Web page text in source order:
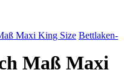
Maxi King Size Bettlaken-
Maß Maxi